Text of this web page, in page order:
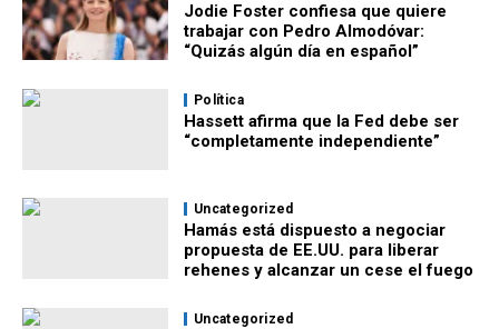
Jodie Foster confiesa que quiere
trabajar con Pedro Almodóvar:
“Quizás algún día en español”
Política
Hassett afirma que la Fed debe ser
“completamente independiente”
Uncategorized
Hamás está dispuesto a negociar
propuesta de EE.UU. para liberar
rehenes y alcanzar un cese el fuego
Uncategorized